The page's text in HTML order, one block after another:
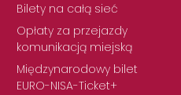
Bilety na całą sieć
Opłaty za przejazdy
komunikacją miejską
Międzynarodowy bilet
EURO-NISA-Ticket+